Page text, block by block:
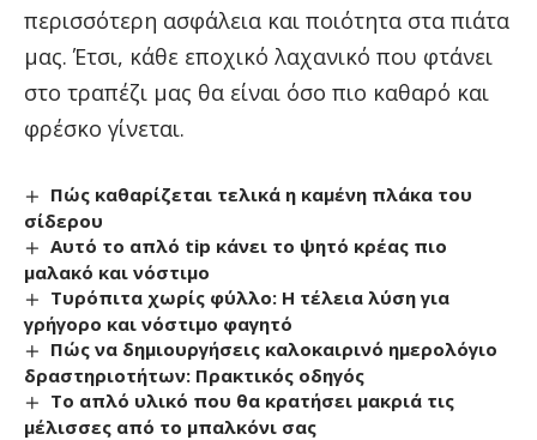
περισσότερη ασφάλεια και ποιότητα στα πιάτα
μας. Έτσι, κάθε εποχικό λαχανικό που φτάνει
στο τραπέζι μας θα είναι όσο πιο καθαρό και
φρέσκο γίνεται.
Πώς καθαρίζεται τελικά η καμένη πλάκα του
σίδερου
Αυτό το απλό tip κάνει το ψητό κρέας πιο
μαλακό και νόστιμο
Τυρόπιτα χωρίς φύλλο: Η τέλεια λύση για
γρήγορο και νόστιμο φαγητό
Πώς να δημιουργήσεις καλοκαιρινό ημερολόγιο
δραστηριοτήτων: Πρακτικός οδηγός
Το απλό υλικό που θα κρατήσει μακριά τις
μέλισσες από το μπαλκόνι σας